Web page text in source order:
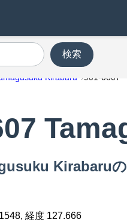
検索
Kirabaru 901-0607
Kirabaru
経度 127.666